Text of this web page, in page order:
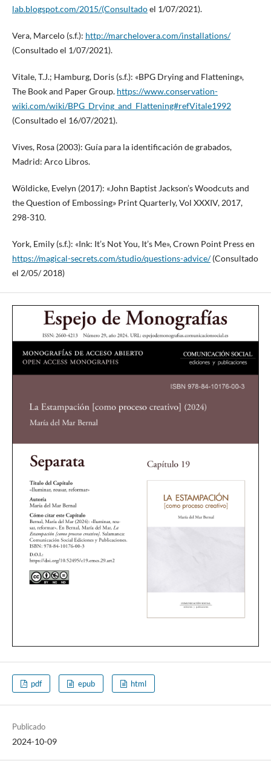
lab.blogspot.com/2015/(Consultadoel 1/07/2021).
Vera, Marcelo (s.f.): http://marchelovera.com/installations/
(Consultado el 1/07/2021).
Vitale, T.J.; Hamburg, Doris (s.f.): «BPG Drying and Flattening»,
The Book and Paper Group. https://www.conservation-
wiki.com/wiki/BPG_Drying_and_Flattening#refVitale1992
(Consultado el 16/07/2021).
Vives, Rosa (2003): Guía para la identificación de grabados,
Madrid: Arco Libros.
Wöldicke, Evelyn (2017): «John Baptist Jackson’s Woodcuts and
the Question of Embossing» Print Quarterly, Vol XXXIV, 2017,
298-310.
York, Emily (s.f.): «Ink: It’s Not You, It’s Me», Crown Point Press en
https://magical-secrets.com/studio/questions-advice/(Consultado
el 2/05/ 2018)
pdf epub html
Publicado
2024-10-09